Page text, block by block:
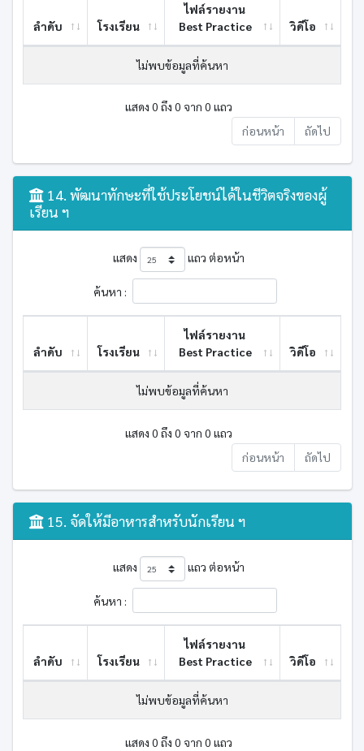
ลำดับ โรงเรียน
ไฟล์รายงาน
Best ​Practice
วิดีโอ
ไม่พบข้อมูลที่ค้นหา
แสดง 0 ถึง 0 จาก 0 แถว
ก่อนหน้า
ถัดไป
14. พัฒนาทักษะที่ใช้ประโยชน์ได้ในชีวิตจริงของผู้
เรียน ฯ
แสดง แถว ต่อหน้า
ค้นหา :
ลำดับ โรงเรียน
ไฟล์รายงาน
Best ​Practice
วิดีโอ
ไม่พบข้อมูลที่ค้นหา
แสดง 0 ถึง 0 จาก 0 แถว
ก่อนหน้า
ถัดไป
15. จัดให้มีอาหารสำหรับนักเรียน ฯ
แสดง แถว ต่อหน้า
ค้นหา :
ลำดับ โรงเรียน
ไฟล์รายงาน
Best ​Practice
วิดีโอ
ไม่พบข้อมูลที่ค้นหา
แสดง 0 ถึง 0 จาก 0 แถว